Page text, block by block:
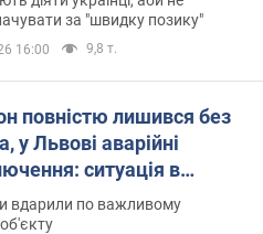
за "швидку позику"
16:00 9,8 т.
повністю лишився без
у Львові аварійні
ситуація в
6 серпня
вдарили по важливому